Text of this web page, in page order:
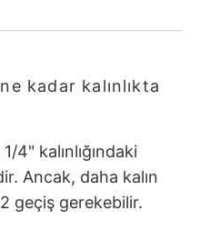
kadar kalınlıkta
4" kalınlığındaki
Ancak, daha kalın
geçiş gerekebilir.